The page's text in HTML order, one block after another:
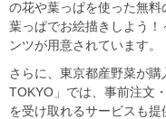
の花や葉っぱを使った無
葉っぱでお絵描きしよう
ンツが用意されています。
さらに、東京都産野菜が
TOKYO」では、事前注文
を受け取れるサービスも